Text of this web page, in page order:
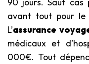
90 jours. Sauf cas
avant tout pour le
L’assurance
médicaux et
000€. Tout